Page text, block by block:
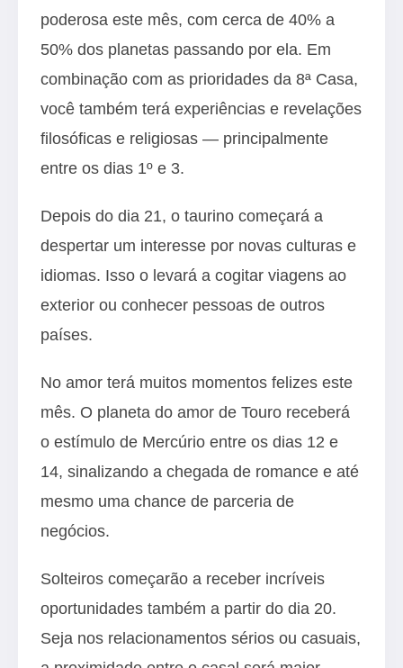
poderosa este mês, com cerca de 40% a
50% dos planetas passando por ela. Em
combinação com as prioridades da 8ª Casa,
você também terá experiências e revelações
filosóficas e religiosas — principalmente
entre os dias 1º e 3.
Depois do dia 21, o taurino começará a
despertar um interesse por novas culturas e
idiomas. Isso o levará a cogitar viagens ao
exterior ou conhecer pessoas de outros
países.
No amor terá muitos momentos felizes este
mês. O planeta do amor de Touro receberá
o estímulo de Mercúrio entre os dias 12 e
14, sinalizando a chegada de romance e até
mesmo uma chance de parceria de
negócios.
Solteiros começarão a receber incríveis
oportunidades também a partir do dia 20.
Seja nos relacionamentos sérios ou casuais,